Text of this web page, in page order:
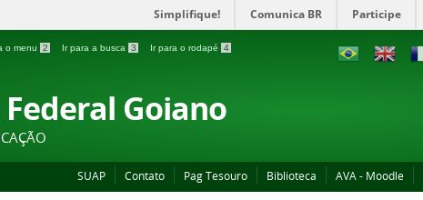
Simplifique! Comunica BR Participe
o menu 2 Ir para a busca 3 Ir para o rodapé 4
Goiano
SUAP Contato Pag Tesouro Biblioteca AVA - Moodle